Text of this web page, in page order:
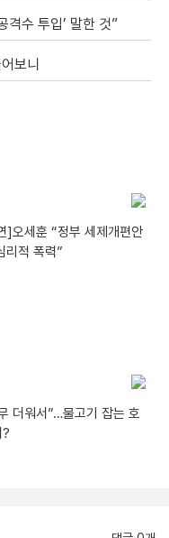
격수 투입’ 말한 것”
보니
]오세훈 “정부 세제개편안
리적 폭력”
더워서”…물고기 잡는 호
?